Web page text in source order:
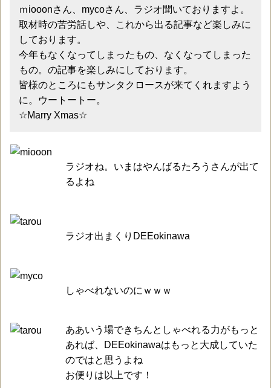
ｍiooonさん、mycoさん、ラジオ聞いておりますよ。
取材時の苦労話しや、これから出る記事など楽しみに
しております。
今年もなくなってしまったもの、なくなってしまった
もの。の記事を楽しみにしております。
皆様のところにもサンタクロースが来てくれますよう
に。ウートートー。
☆Marry Xmas☆
ラジオね。いまはやんばるたろうさんが出て
るよね
ラジオ出まくりDEEokinawa
しゃべれないのにｗｗｗ
ああいう場できちんとしゃべれる力がもっと
あれば、DEEokinawaはもっと大成していた
のではと思うよね
お便りは以上です！